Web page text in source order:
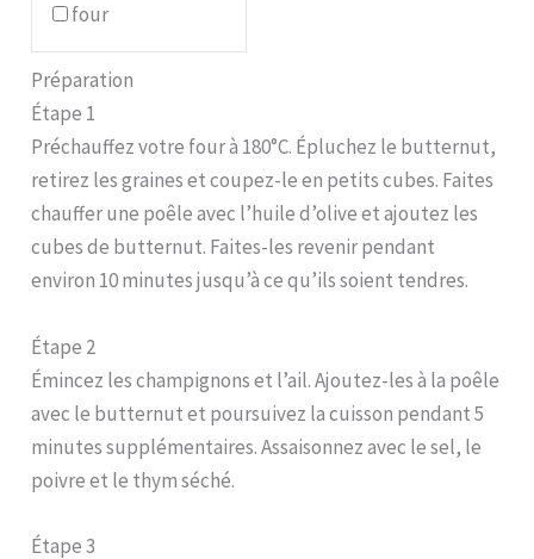
four
Préparation
Étape 1
Préchauffez votre four à 180°C. Épluchez le butternut,
retirez les graines et coupez-le en petits cubes. Faites
chauffer une poêle avec l’huile d’olive et ajoutez les
cubes de butternut. Faites-les revenir pendant
environ 10 minutes jusqu’à ce qu’ils soient tendres.
Étape 2
Émincez les champignons et l’ail. Ajoutez-les à la poêle
avec le butternut et poursuivez la cuisson pendant 5
minutes supplémentaires. Assaisonnez avec le sel, le
poivre et le thym séché.
Étape 3